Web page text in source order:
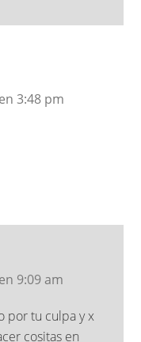
3:48 pm
9:09 am
por tu culpa y x
cositas en